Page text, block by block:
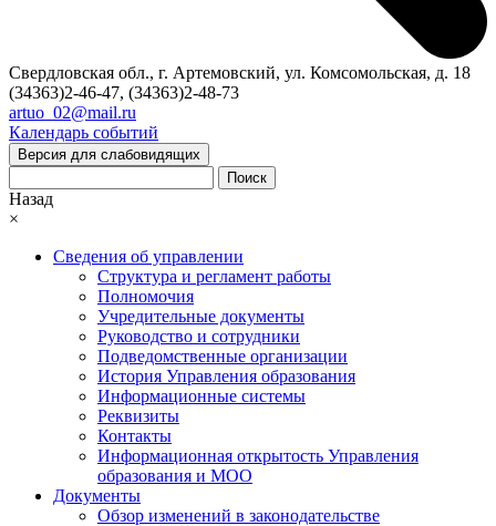
Свердловская обл., г. Артемовский, ул. Комсомольская, д. 18
(34363)2-46-47, (34363)2-48-73
artuo_02@mail.ru
Календарь событий
Версия для слабовидящих
Поиск
Назад
×
Сведения об управлении
Структура и регламент работы
Полномочия
Учредительные документы
Руководство и сотрудники
Подведомственные организации
История Управления образования
Информационные системы
Реквизиты
Контакты
Информационная открытость Управления
образования и МОО
Документы
Обзор изменений в законодательстве